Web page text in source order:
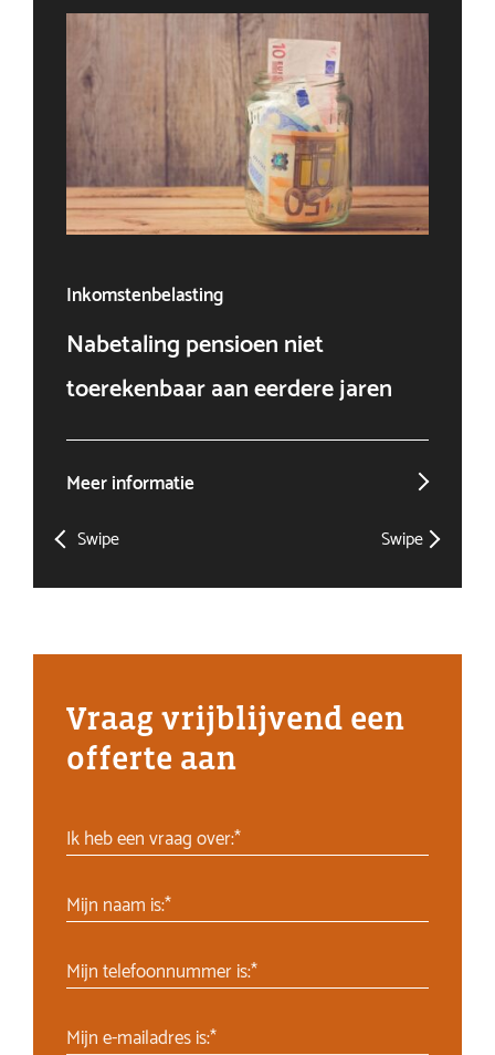
Inkomstenbelasting
Nabetaling pensioen niet
toerekenbaar aan eerdere jaren
Meer informatie
Swipe Swipe
Vraag vrijblijvend een
offerte aan
Ik heb een vraag over:*
Mijn naam is:*
Mijn telefoonnummer is:*
Mijn e-mailadres is:*